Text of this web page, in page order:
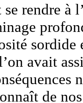
rendre à
sordide
avait
de